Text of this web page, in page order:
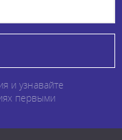
и узнавайте
первыми